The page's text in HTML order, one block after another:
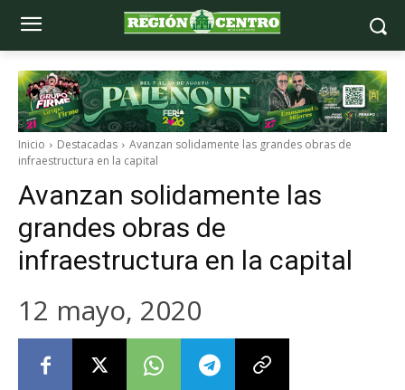
Inicio Destacadas
Avanzan solidamente las grandes obras de
infraestructura en la capital
Avanzan solidamente las
grandes obras de
infraestructura en la capital
12 mayo, 2020